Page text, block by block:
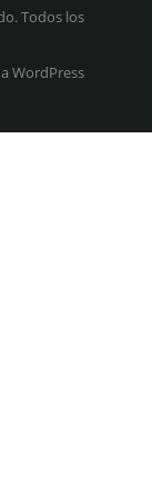
Todos los
WordPress